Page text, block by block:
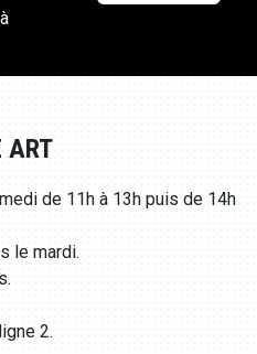
ART
de 11h à 13h puis de 14h
le mardi.
2.